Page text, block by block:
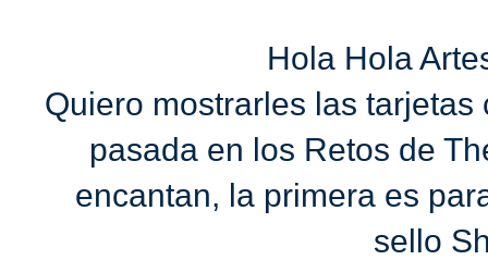
Hola Hola
Quiero mostrarles las
pasada en los Retos de
encantan, la primera es
sello